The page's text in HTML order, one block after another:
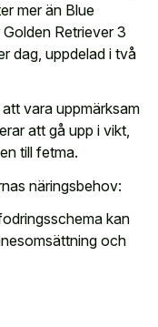
mer än Blue
Retriever 3
dag, uppdelad i två
vara uppmärksam
att gå upp i vikt,
till fetma.
näringsbehov:
kan
och